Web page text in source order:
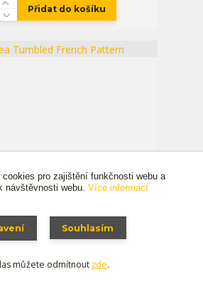
Přidat do košíku
Tumbled French Pattern
pro zajištění funkčnosti webu a
webu. Více informací
Souhlasím
můžete odmítnout zde.